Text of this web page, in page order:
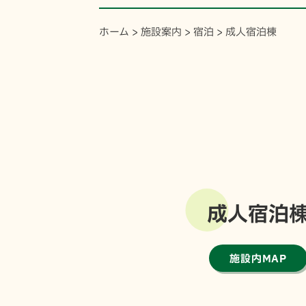
ホーム > 施設案内 > 宿泊 > 成人宿泊棟
成人宿泊
施設内MAP